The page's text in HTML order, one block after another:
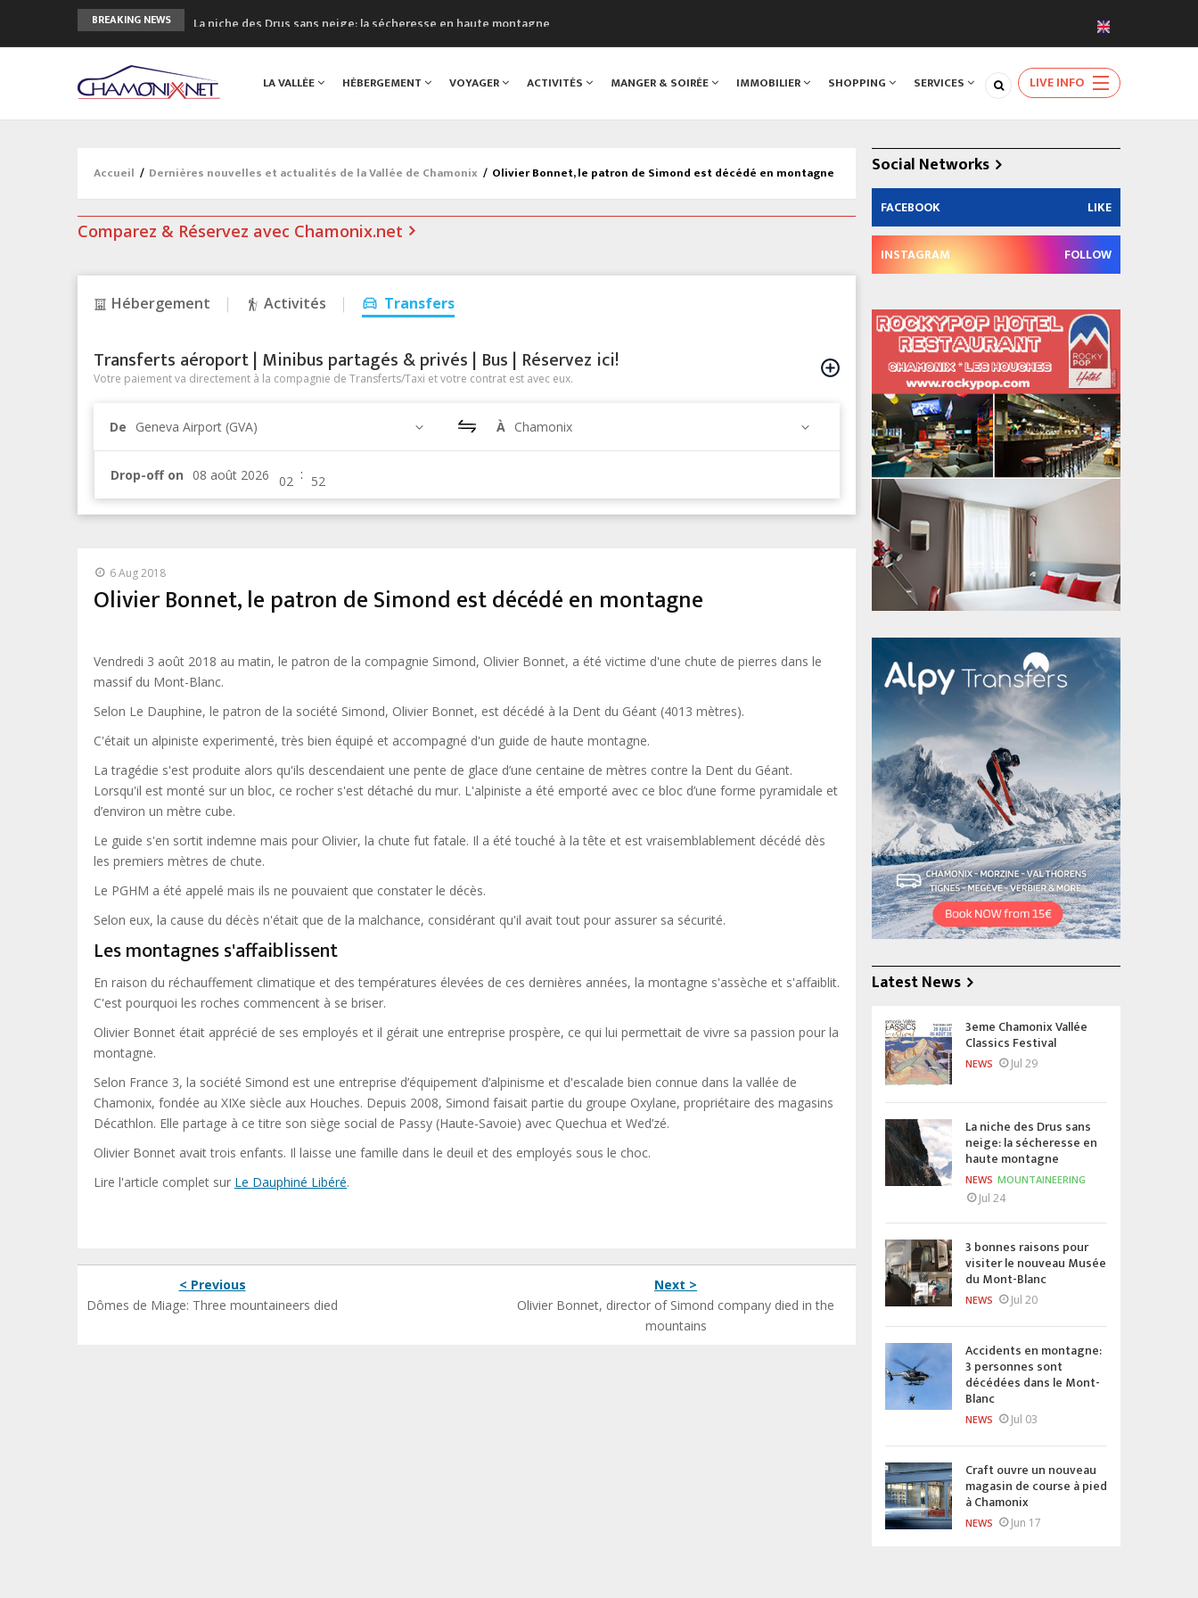
BREAKING NEWS
La niche des Drus sans neige: la sécheresse en haute montagne
Craft ouvre un nouveau magasin de course à pied à Chamonix
3eme Chamonix Vallée Classics Festival
LA VALLÉE HÉBERGEMENT VOYAGER ACTIVITÉS MANGER & SOIRÉE IMMOBILIER SHOPPING SERVICES LIVE INFO
Accueil / Dernières nouvelles et actualités de la Vallée de Chamonix / Olivier Bonnet, le patron de Simond est décédé en montagne
Comparez & Réservez avec Chamonix.net
Hébergement Activités Transfers
Transferts aéroport | Minibus partagés & privés | Bus | Réservez ici!
Votre paiement va directement à la compagnie de Transferts/Taxi et votre contrat est avec eux.
De Geneva Airport (GVA) À Chamonix
Drop-off on :
6 Aug 2018
Olivier Bonnet, le patron de Simond est décédé en montagne
Vendredi 3 août 2018 au matin, le patron de la compagnie Simond, Olivier Bonnet, a été victime d'une chute de pierres dans le
massif du Mont-Blanc.
Selon Le Dauphine, le patron de la société Simond, Olivier Bonnet, est décédé à la Dent du Géant (4013 mètres).
C'était un alpiniste experimenté, très bien équipé et accompagné d'un guide de haute montagne.
La tragédie s'est produite alors qu'ils descendaient une pente de glace d’une centaine de mètres contre la Dent du Géant.
Lorsqu'il est monté sur un bloc, ce rocher s'est détaché du mur. L'alpiniste a été emporté avec ce bloc d’une forme pyramidale et
d’environ un mètre cube.
Le guide s'en sortit indemne mais pour Olivier, la chute fut fatale. Il a été touché à la tête et est vraisemblablement décédé dès
les premiers mètres de chute.
Le PGHM a été appelé mais ils ne pouvaient que constater le décès.
Selon eux, la cause du décès n'était que de la malchance, considérant qu'il avait tout pour assurer sa sécurité.
Les montagnes s'affaiblissent
En raison du réchauffement climatique et des températures élevées de ces dernières années, la montagne s'assèche et s'affaiblit.
C'est pourquoi les roches commencent à se briser.
Olivier Bonnet était apprécié de ses employés et il gérait une entreprise prospère, ce qui lui permettait de vivre sa passion pour la
montagne.
Selon France 3, la société Simond est une entreprise d’équipement d’alpinisme et d'escalade bien connue dans la vallée de
Chamonix, fondée au XIXe siècle aux Houches. Depuis 2008, Simond faisait partie du groupe Oxylane, propriétaire des magasins
Décathlon. Elle partage à ce titre son siège social de Passy (Haute-Savoie) avec Quechua et Wed’zé.
Olivier Bonnet avait trois enfants. Il laisse une famille dans le deuil et des employés sous le choc.
Lire l'article complet sur Le Dauphiné Libéré.
< Previous
Dômes de Miage: Three mountaineers died
Next >
Olivier Bonnet, director of Simond company died in the
mountains
Social Networks
FACEBOOK LIKE
INSTAGRAM FOLLOW
Latest News
3eme Chamonix Vallée
Classics Festival
NEWS Jul 29
La niche des Drus sans
neige: la sécheresse en
haute montagne
NEWS MOUNTAINEERING
Jul 24
3 bonnes raisons pour
visiter le nouveau Musée
du Mont-Blanc
NEWS Jul 20
Accidents en montagne:
3 personnes sont
décédées dans le Mont-
Blanc
NEWS Jul 03
Craft ouvre un nouveau
magasin de course à pied
à Chamonix
NEWS Jun 17